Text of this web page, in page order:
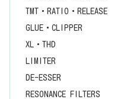
TMT・RATIO・RELEASE
GLUE・CLIPPER
XL・THD
LIMITER
DE-ESSER
RESONANCE FILTERS